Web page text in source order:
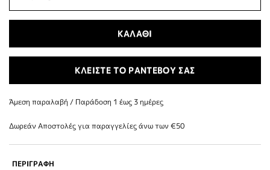
ΚΑΛΑΘΙ
ΚΛΕΙΣΤΕ ΤΟ ΡΑΝΤΕΒΟΥ ΣΑΣ
Άμεση παραλαβή / Παράδoση 1 έως 3 ημέρες
Δωρεάν Αποστολές για παραγγελίες άνω των €50
ΠΕΡΙΓΡΑΦΗ